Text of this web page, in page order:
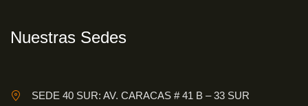
Nuestras Sedes
SEDE 40 SUR: AV. CARACAS # 41 B – 33 SUR